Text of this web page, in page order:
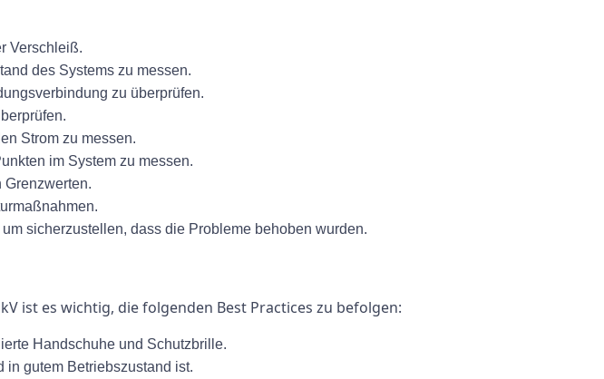
Verschleiß.
des Systems zu messen.
zu überprüfen.
Strom zu messen.
im System zu messen.
sicherzustellen, dass die Probleme behoben wurden.
ist es wichtig, die folgenden Best Practices zu befolgen:
Handschuhe und Schutzbrille.
in gutem Betriebszustand ist.